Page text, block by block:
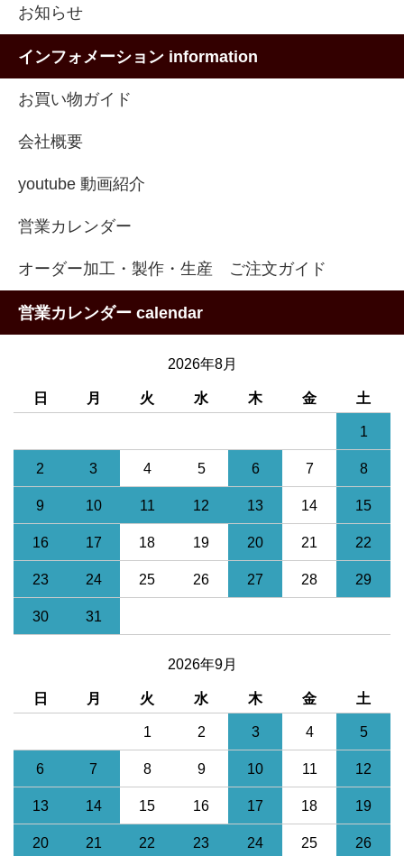
お知らせ
インフォメーション information
お買い物ガイド
会社概要
youtube 動画紹介
営業カレンダー
オーダー加工・製作・生産 ご注文ガイド
営業カレンダー calendar
2026年8月
日 月 火 水 木 金 土
1
2 3 4 5 6 7 8
9 10 11 12 13 14 15
16 17 18 19 20 21 22
23 24 25 26 27 28 29
30 31
2026年9月
日 月 火 水 木 金 土
1 2 3 4 5
6 7 8 9 10 11 12
13 14 15 16 17 18 19
20 21 22 23 24 25 26